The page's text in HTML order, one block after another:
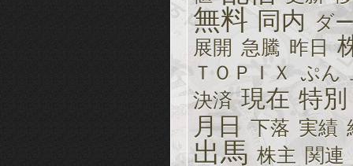
無料 同内
ダ
展開 急騰 昨日
ＴＯＰＩＸ ぷん
決済 現在 特別
月日 下落 実績
出馬 株主 関連